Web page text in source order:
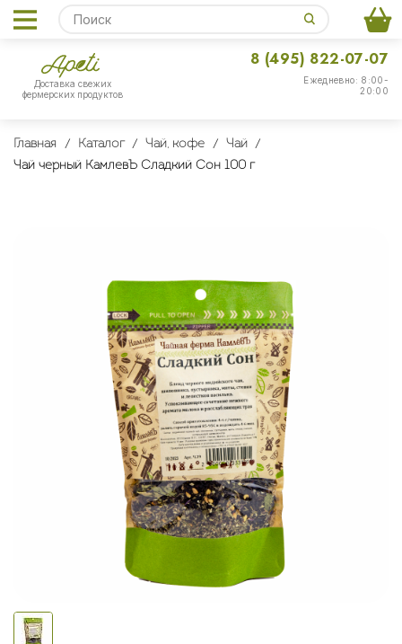
Доставка свежих
фермерских продуктов
Ежедневно: 8:00-
20:00
8 (495) 822-07-07
Главная Каталог Чай, кофе
Чай
Чай черный КамлевЪ Сладкий Сон 100 г